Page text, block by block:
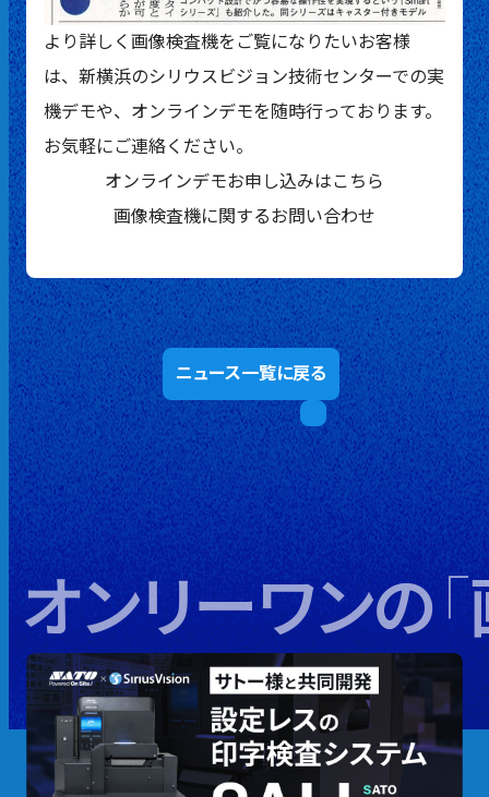
より詳しく画像検査機をご覧になりたいお客様
は、新横浜のシリウスビジョン技術センターでの実
機デモや、オンラインデモを随時行っております。
お気軽にご連絡ください。
オンラインデモお申し込みはこちら
画像検査機に関するお問い合わせ
ニュース一覧に戻る
オンリーワンの「